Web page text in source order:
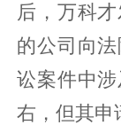
后，万科
的公司向
讼案件中
右，但其申